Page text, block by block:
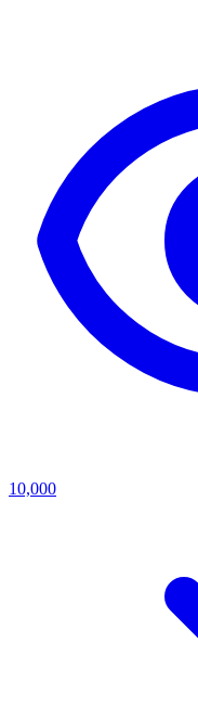
10,000